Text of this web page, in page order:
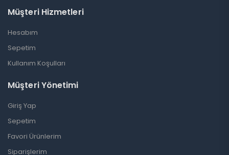
Müşteri Hizmetleri
Hesabım
Sepetim
Kullanım Koşulları
Müşteri Yönetimi
Giriş Yap
Sepetim
Favori Ürünlerim
Siparişlerim